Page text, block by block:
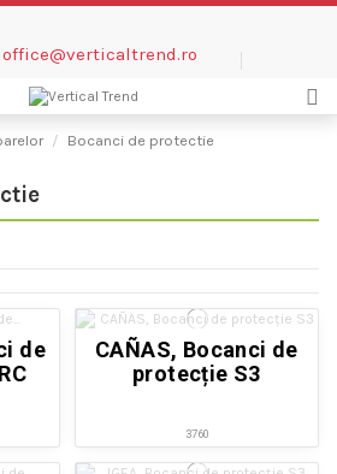
office@verticaltrend.ro
Bocanci de protectie
de
CAÑAS, Bocanci de
protecție S3
3760